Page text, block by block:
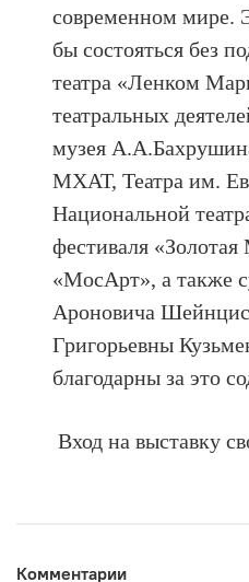
современном мире.
бы состояться без
театра «Ленком
театральных
музея
МХАТ, Театра им.
Национальной
фестиваля
«МосАрт», а также
Ароновича
Григорьевны
благодарны за это
Вход на выставку
Комментарии